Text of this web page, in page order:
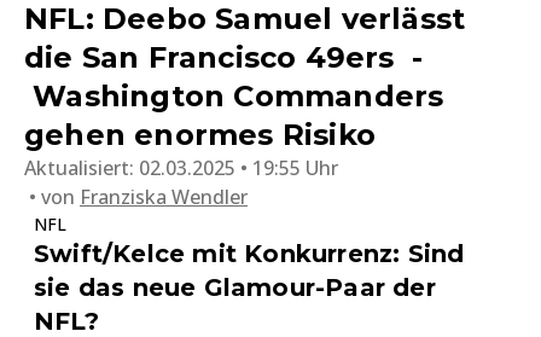
NFL: Deebo Samuel verlässt
die San Francisco 49ers -
Washington Commanders
gehen enormes Risiko
Aktualisiert: 02.03.2025 • 19:55 Uhr
von Franziska Wendler
NFL
Swift/Kelce mit Konkurrenz: Sind
sie das neue Glamour-Paar der
NFL?